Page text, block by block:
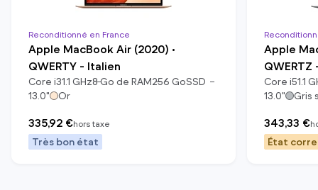
Reconditionné en France
Apple MacBook Air (2020) •
QWERTY - Italien
Core i31.1 GHz8Go de RAM256 GoSSD
13.0" Or
335,92 €hors taxe
Très bon état
Apple
Core i51.1
13.0" Gris
343,33 €
État